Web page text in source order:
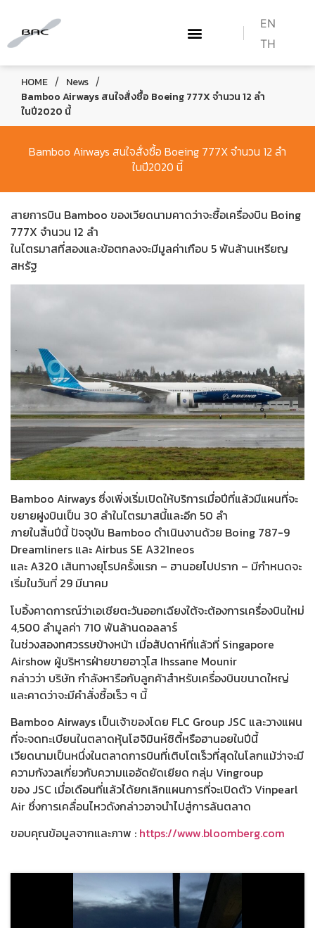
EN
TH
HOME / News /
Bamboo Airways สนใจสั่งซื้อ Boeing 777X จำนวน 12 ลำ
ในปี2020 นี้
Bamboo Airways สนใจสั่งซื้อ Boeing 777X จำนวน 12 ลำ
ในปี2020 นี้
สายการบิน Bamboo ของเวียดนามคาดว่าจะซื้อเครื่องบิน Boing
777X จำนวน 12 ลำ
ในไตรมาสที่สองและข้อตกลงจะมีมูลค่าเกือบ 5 พันล้านเหรียญ
สหรัฐ
Bamboo Airways ซึ่งเพิ่งเริ่มเปิดให้บริการเมื่อปีที่แล้วมีแผนที่จะ
ขยายฝูงบินเป็น 30 ลำในไตรมาสนี้และอีก 50 ลำ
ภายในสิ้นปีนี้ ปัจจุบัน Bamboo ดำเนินงานด้วย Boing 787-9
Dreamliners และ Airbus SE A321neos
และ A320 เส้นทางยุโรปครั้งแรก – ฮานอยไปปราก – มีกำหนดจะ
เริ่มในวันที่ 29 มีนาคม
โบอิ้งคาดการณ์ว่าเอเชียตะวันออกเฉียงใต้จะต้องการเครื่องบินใหม่
4,500 ลำมูลค่า 710 พันล้านดอลลาร์
ในช่วงสองทศวรรษข้างหน้า เมื่อสัปดาห์ที่แล้วที่ Singapore
Airshow ผู้บริหารฝ่ายขายอาวุโส Ihssane Mounir
กล่าวว่า บริษัท กำลังหารือกับลูกค้าสำหรับเครื่องบินขนาดใหญ่
และคาดว่าจะมีคำสั่งซื้อเร็ว ๆ นี้
Bamboo Airways เป็นเจ้าของโดย FLC Group JSC และวางแผน
ที่จะจดทะเบียนในตลาดหุ้นโฮจิมินห์ซิตี้หรือฮานอยในปีนี้
เวียดนามเป็นหนึ่งในตลาดการบินที่เติบโตเร็วที่สุดในโลกแม้ว่าจะมี
ความกังวลเกี่ยวกับความแออัดยัดเยียด กลุ่ม Vingroup
ของ JSC เมื่อเดือนที่แล้วได้ยกเลิกแผนการที่จะเปิดตัว Vinpearl
Air ซึ่งการเคลื่อนไหวดังกล่าวอาจนำไปสู่การล้นตลาด
ขอบคุณข้อมูลจากและภาพ : https://www.bloomberg.com